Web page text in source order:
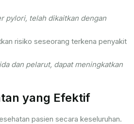
pylori, telah dikaitkan dengan
risiko seseorang terkena penyakit
dan pelarut, dapat meningkatkan
yang Efektif
pasien secara keseluruhan.